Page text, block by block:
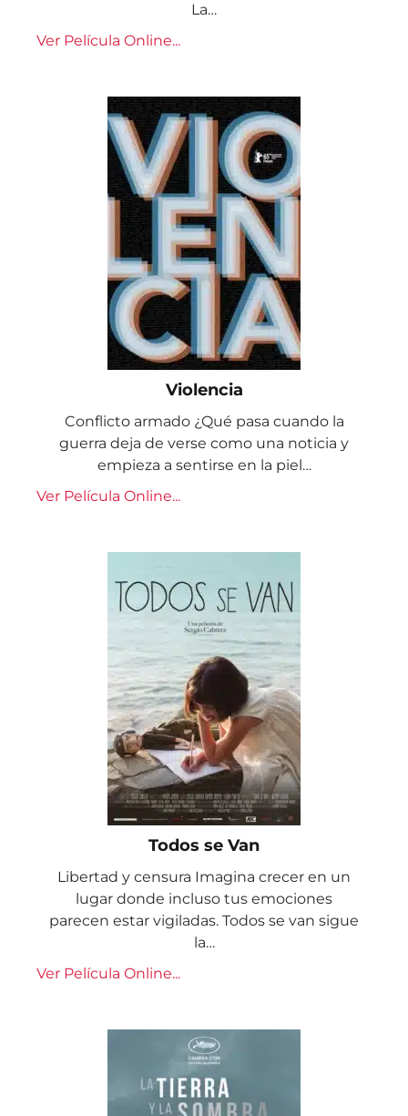
La…
Ver Película Online...
Violencia
Conflicto armado ¿Qué pasa cuando la
guerra deja de verse como una noticia y
empieza a sentirse en la piel…
Ver Película Online...
Todos se Van
Libertad y censura Imagina crecer en un
lugar donde incluso tus emociones
parecen estar vigiladas. Todos se van sigue
la…
Ver Película Online...